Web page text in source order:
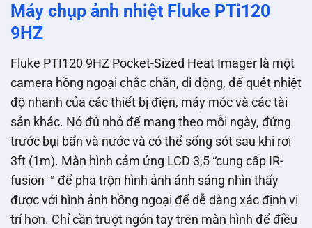
Máy chụp ảnh nhiệt Fluke PTi120
9HZ
Fluke PTI120 9HZ Pocket-Sized Heat Imager là một
camera hồng ngoại chắc chắn, di động, để quét nhiệt
độ nhanh của các thiết bị điện, máy móc và các tài
sản khác. Nó đủ nhỏ để mang theo mỗi ngày, đứng
trước bụi bẩn và nước và có thể sống sót sau khi rơi
3ft (1m). Màn hình cảm ứng LCD 3,5 “cung cấp IR-
fusion ™ để pha trộn hình ảnh ánh sáng nhìn thấy
được với hình ảnh hồng ngoại để dễ dàng xác định vị
trí hơn. Chỉ cần trượt ngón tay trên màn hình để điều